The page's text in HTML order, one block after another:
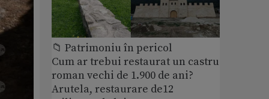
📁 Patrimoniu în pericol
Cum ar trebui restaurat un castru
roman vechi de 1.900 de ani?
Arutela, restaurare de12